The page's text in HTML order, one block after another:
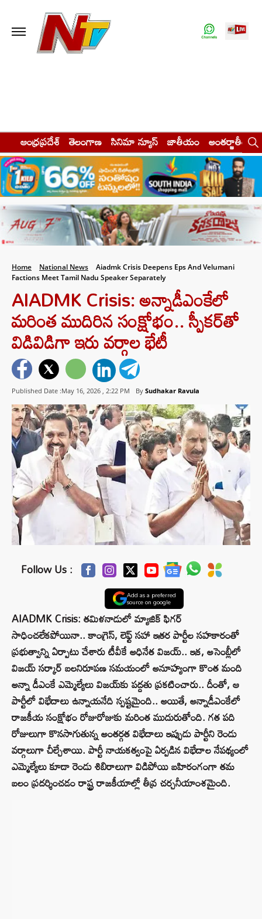
ఆంధ్రప్రదేశ్ తెలంగాణ సినిమా న్యూస్ జాతీయం అంతర్జాతీయం
Home National News
Aiadmk Crisis Deepens Eps And Velumani
Factions Meet Tamil Nadu Speaker Separately
AIADMK Crisis: అన్నాడీఎంకేలో
మరింత ముదిరిన సంక్షోభం.. ​స్పీకర్‌తో
విడివిడిగా ఇరు వర్గాల భేటీ
Published Date :May 16, 2026 , 2:22 PM By Sudhakar Ravula
Follow Us :
Add as a preferred
source on google
AIADMK Crisis: తమిళనాడులో మ్యాజిక్‌ ఫిగర్‌
సాధించలేకపోయినా.. కాంగ్రెస్‌, లెఫ్ట్‌ సహా ఇతర పార్టీల సహకారంతో
ప్రభుత్వాన్ని ఏర్పాటు చేశారు టీవీకే అధినేత విజయ్‌.. ఇక, అసెంబ్లీలో
విజయ్‌ సర్కార్‌ బలనిరూపణ సమయంలో అనూహ్యంగా కొంత మంది
అన్నా డీఎంకే ఎమ్మెల్యేలు విజయ్‌కు పద్దతు ప్రకటించారు.. దీంతో, ఆ
పార్టీలో విభేదాలు ఉన్నాయనేది స్పష్టమైంది.. అయితే, అన్నాడీఎంకేలో
రాజకీయ సంక్షోభం రోజురోజుకు మరింత ముదురుతోంది. గత పది
రోజులుగా కొనసాగుతున్న అంతర్గత విభేదాలు ఇప్పుడు పార్టీని రెండు
వర్గాలుగా చీల్చేశాయి. పార్టీ నాయకత్వంపై ఏర్పడిన విభేదాల నేపథ్యంలో
ఎమ్మెల్యేలు కూడా రెండు శిబిరాలుగా విడిపోయి బహిరంగంగా తమ
బలం ప్రదర్శించడం రాష్ట్ర రాజకీయాల్లో తీవ్ర చర్చనీయాంశమైంది.